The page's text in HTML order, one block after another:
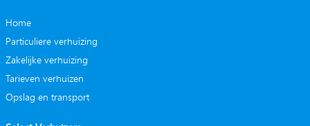
Home
Particuliere verhuizing
Zakelijke verhuizing
Tarieven verhuizen
Opslag en transport